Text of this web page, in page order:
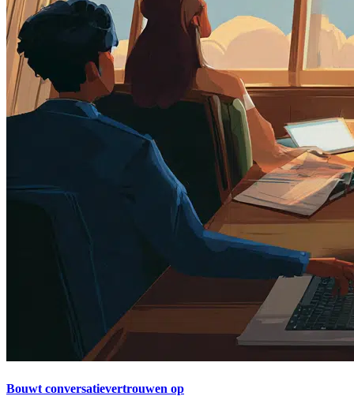
Bouwt conversatievertrouwen op